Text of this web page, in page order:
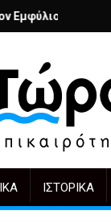
στην Καστοριά
το ίδιο έργο,
KIFF 51: Η εικόνα
ΙΣΤΟΡΙΚΆ